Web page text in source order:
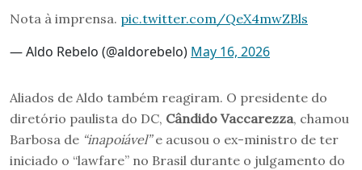
Nota à imprensa. pic.twitter.com/QeX4mwZBls
— Aldo Rebelo (@aldorebelo) May 16, 2026
Aliados de Aldo também reagiram. O presidente do
diretório paulista do DC, Cândido Vaccarezza, chamou
Barbosa de “inapoiável”e acusou o ex-ministro de ter
iniciado o “lawfare” no Brasil durante o julgamento do